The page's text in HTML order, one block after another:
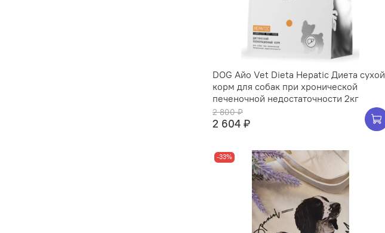
DOG Айо Vet Dieta Hepatic Диета сухой
корм для собак при хронической
печеночной недостаточности 2кг
2 800 ₽
2 604 ₽
-33%